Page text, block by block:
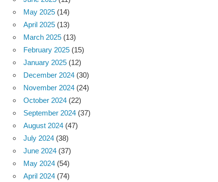
May 2025 (14)
April 2025 (13)
March 2025 (13)
February 2025 (15)
January 2025 (12)
December 2024 (30)
November 2024 (24)
October 2024 (22)
September 2024 (37)
August 2024 (47)
July 2024 (38)
June 2024 (37)
May 2024 (54)
April 2024 (74)